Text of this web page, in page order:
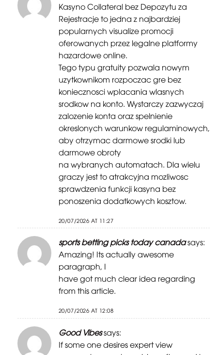
Kasyno Collateral bez Depozytu za
Rejestracje to jedna z najbardziej
popularnych visualize promocji
oferowanych przez legalne platformy
hazardowe online.
Tego typu gratuity pozwala nowym
uzytkownikom rozpoczac gre bez
koniecznosci wplacania wlasnych
srodkow na konto. Wystarczy zazwyczaj
zalozenie konta oraz spelnienie
okreslonych warunkow regulaminowych,
aby otrzymac darmowe srodki lub
darmowe obroty
na wybranych automatach. Dla wielu
graczy jest to atrakcyjna mozliwosc
sprawdzenia funkcji kasyna bez
ponoszenia dodatkowych kosztow.
20/07/2026 AT 11:27
sports betting picks today canadasays:
Amazing! Its actually awesome
paragraph, I
have got much clear idea regarding
from this article.
20/07/2026 AT 12:08
Good Vibessays:
If some one desires expert view